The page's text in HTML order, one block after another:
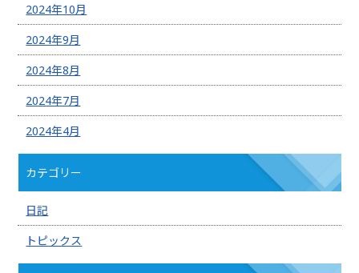
2024年10月
2024年9月
2024年8月
2024年7月
2024年4月
カテゴリー
日記
トピックス